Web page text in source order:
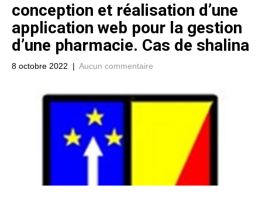
conception et réalisation d’une
application web pour la gestion
d’une pharmacie. Cas de shalina
8 octobre 2022 | Aucun commentaire